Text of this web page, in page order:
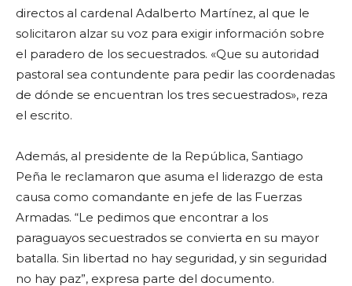
directos al cardenal Adalberto Martínez, al que le
solicitaron alzar su voz para exigir información sobre
el paradero de los secuestrados. «Que su autoridad
pastoral sea contundente para pedir las coordenadas
de dónde se encuentran los tres secuestrados», reza
el escrito.
Además, al presidente de la República, Santiago
Peña le reclamaron que asuma el liderazgo de esta
causa como comandante en jefe de las Fuerzas
Armadas. “Le pedimos que encontrar a los
paraguayos secuestrados se convierta en su mayor
batalla. Sin libertad no hay seguridad, y sin seguridad
no hay paz”, expresa parte del documento.